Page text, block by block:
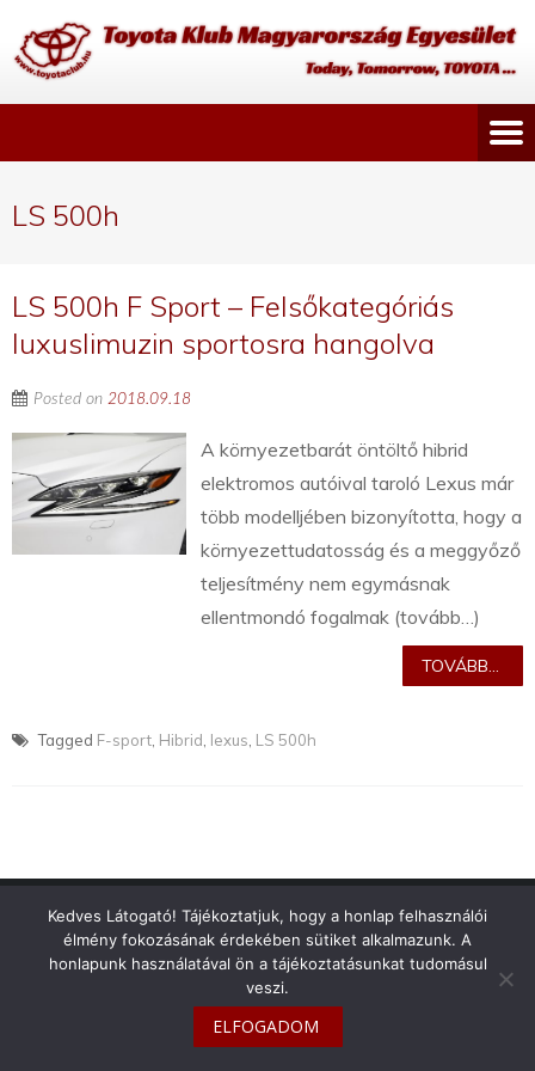
LS 500h
LS 500h F Sport – Felsőkategóriás
luxuslimuzin sportosra hangolva
Posted on 2018.09.18
A környezetbarát öntöltő hibrid
elektromos autóival taroló Lexus már
több modelljében bizonyította, hogy a
környezettudatosság és a meggyőző
teljesítmény nem egymásnak
ellentmondó fogalmak (tovább…)
TOVÁBB...
Tagged F-sport Hibrid lexus LS 500h
Copyright © 2026Toyota Klub Magyarország
Kedves Látogató! Tájékoztatjuk, hogy a honlap felhasználói
élmény fokozásának érdekében sütiket alkalmazunk. A
honlapunk használatával ön a tájékoztatásunkat tudomásul
veszi.
ELFOGADOM